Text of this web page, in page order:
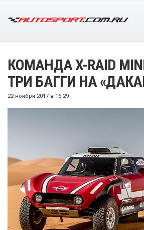
КОМАНДА X-RAID
ТРИ БАГГИ НА
22 ноября 2017 в 16:29